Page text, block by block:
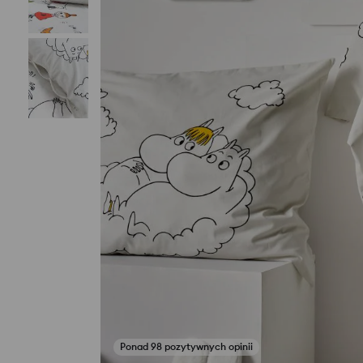
Zobacz zdjęcia z opinii